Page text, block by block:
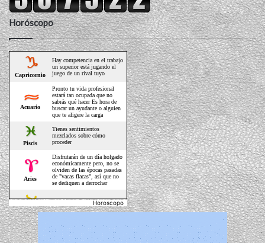
Horóscopo
Horoscopo